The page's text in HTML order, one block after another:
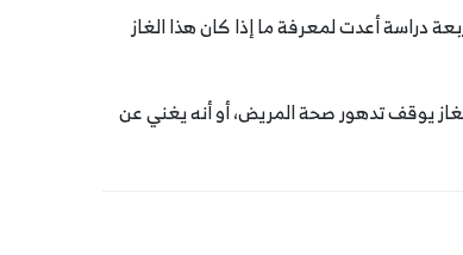
دراسة أعدت لمعرفة ما إذا كان هذا الغاز
يوقف تدهور صحة المريض، أو أنه يغني عن